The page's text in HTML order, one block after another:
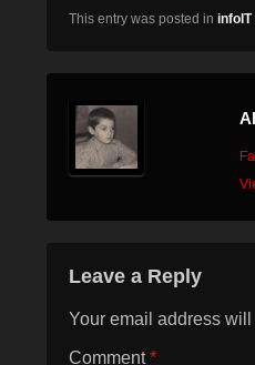
This entry was posted in infoIT
Leave a Reply
Your email address
Comment*